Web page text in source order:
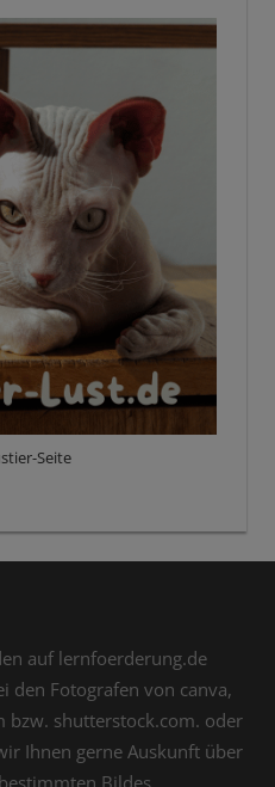
Seite
auf lernfoerderung.de
den Fotografen von canva,
bzw. shutterstock.com. oder
Ihnen gerne Auskunft über
Bildes.